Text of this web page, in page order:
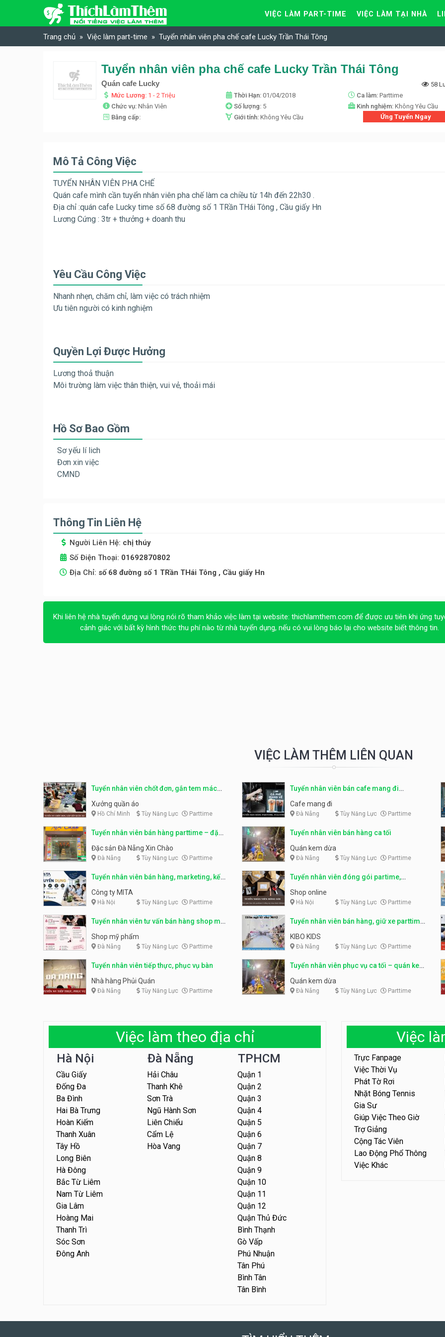
Skip to content
VIỆC LÀM PART-TIME VIỆC LÀM TẠI NHÀ
Trang chủ Việc làm part-time Tuyển nhân viên pha chế cafe Lucky Trần Thái Tông
Tuyển nhân viên pha chế cafe Lucky Trần Thái Tông
Quán cafe Lucky
58
Mức Lương: 1 - 2 Triệu Thời Hạn: 01/04/2018 Ca làm: Parttime
Chức vụ: Nhân Viên Số lượng: 5 Kinh nghiệm: Không Yêu Cầu
Bằng cấp:
Giới tính: Không Yêu Cầu Ứng Tuyển Ngay
Mô Tả Công Việc
TUYỂN NHÂN VIÊN PHA CHẾ
Quán cafe mình cần tuyển nhân viên pha chế làm ca chiều từ 14h đến 22h30 .
Địa chỉ :quán cafe Lucky time số 68 đường số 1 TRần THái Tông , Cầu giấy Hn
Lương Cứng : 3tr + thưởng + doanh thu
Yêu Cầu Công Việc
Nhanh nhẹn, chăm chỉ, làm việc có trách nhiệm
Ưu tiên người có kinh nghiệm
Quyền Lợi Được Hưởng
Lương thoả thuận
Môi trường làm việc thân thiện, vui vẻ, thoải mái
Hồ Sơ Bao Gồm
Sơ yếu lí lich
Đơn xin việc
CMND
Thông Tin Liên Hệ
Người Liên Hệ: chị thúy
Số Điện Thoại: 01692870802
Địa Chỉ: số 68 đường số 1 TRần THái Tông , Cầu giấy Hn
Khi liên hệ nhà tuyển dụng vui lòng nói rõ tham khảo việc làm tại website: thichlamthem.com để được ưu tiên khi ứng
cảnh giác với bất kỳ hình thức thu phí nào từ nhà tuyển dụng, nếu có vui lòng báo lại cho website biết thông tin.
VIỆC LÀM THÊM LIÊN QUAN
Tuyển nhân viên chốt đơn, gắn tem mác
sản phẩm
Xưởng quần áo
Hồ Chí Minh Tùy Năng Lực Parttime
Tuyển nhân viên bán cafe mang đi
parttime, fulltime
Cafe mang đi
Đà Nẵng Tùy Năng Lực Parttime
Tuyển nhân viên bán hàng parttime – đặc
sản Đà Nẵng
Đặc sản Đà Nẵng Xin Chào
Đà Nẵng Tùy Năng Lực Parttime
Tuyển nhân viên bán hàng ca tối
Quán kem dừa
Đà Nẵng Tùy Năng Lực Parttime
Tuyển nhân viên bán hàng, marketing, kế
toán, kho – parttime, fulltime
Công ty MITA
Hà Nội Tùy Năng Lực Parttime
Tuyển nhân viên đóng gói partime,
fulltime
Shop online
Hà Nội Tùy Năng Lực Parttime
Tuyển nhân viên tư vấn bán hàng shop mỹ
phẩm
Shop mỹ phẩm
Đà Nẵng Tùy Năng Lực Parttime
Tuyển nhân viên bán hàng, giữ xe parttime
– Kibo Kid
KIBO KIDS
Đà Nẵng Tùy Năng Lực Parttime
Tuyển nhân viên tiếp thực, phục vụ bàn
Nhà hàng Phủi Quán
Đà Nẵng Tùy Năng Lực Parttime
Tuyển nhân viên phục vụ ca tối – quán kem
dừa
Quán kem dừa
Đà Nẵng Tùy Năng Lực Parttime
Việc làm theo địa chỉ
Hà Nội
Cầu Giấy
Đống Đa
Ba Đình
Hai Bà Trưng
Hoàn Kiếm
Thanh Xuân
Tây Hồ
Long Biên
Hà Đông
Bắc Từ Liêm
Nam Từ Liêm
Gia Lâm
Hoàng Mai
Thanh Trì
Sóc Sơn
Đông Anh
Đà Nẵng
Hải Châu
Thanh Khê
Sơn Trà
Ngũ Hành Sơn
Liên Chiểu
Cẩm Lệ
Hòa Vang
TPHCM
Quận 1
Quận 2
Quận 3
Quận 4
Quận 5
Quận 6
Quận 7
Quận 8
Quận 9
Quận 10
Quận 11
Quận 12
Quận Thủ Đức
Bình Thạnh
Gò Vấp
Phú Nhuận
Tân Phú
Bình Tân
Tân Bình
Việc
Trực Fanpage
Việc Thời Vụ
Phát Tờ Rơi
Nhặt Bóng Tennis
Gia Sư
Giúp Việc Theo Giờ
Trợ Giảng
Cộng Tác Viên
Lao Động Phổ Thông
Việc Khác